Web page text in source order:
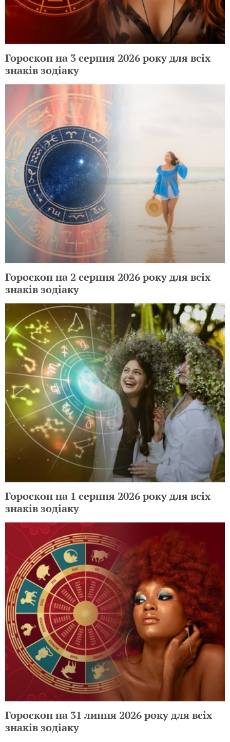
Гороскоп на 3 серпня 2026 року для всіх
знаків зодіаку
Гороскоп на 2 серпня 2026 року для всіх
знаків зодіаку
Гороскоп на 1 серпня 2026 року для всіх
знаків зодіаку
Гороскоп на 31 липня 2026 року для всіх
знаків зодіаку